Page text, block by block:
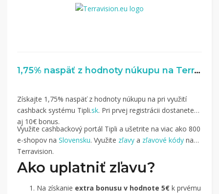
1,75% naspäť z hodnoty núkupu na Terravision.eu
Získajte 1,75% naspäť z hodnoty núkupu na pri využití
cashback systému Tipli.sk. Pri prvej registrácii dostanete
aj 10€ bonus.
Využite cashbackový portál Tipli a ušetrite na viac ako 800
e-shopov na Slovensku. Využite zľavy a zľavové kódy na
Terravision.
Ako uplatniť zľavu?
Na získanie extra bonusu v hodnote 5€ k prvému